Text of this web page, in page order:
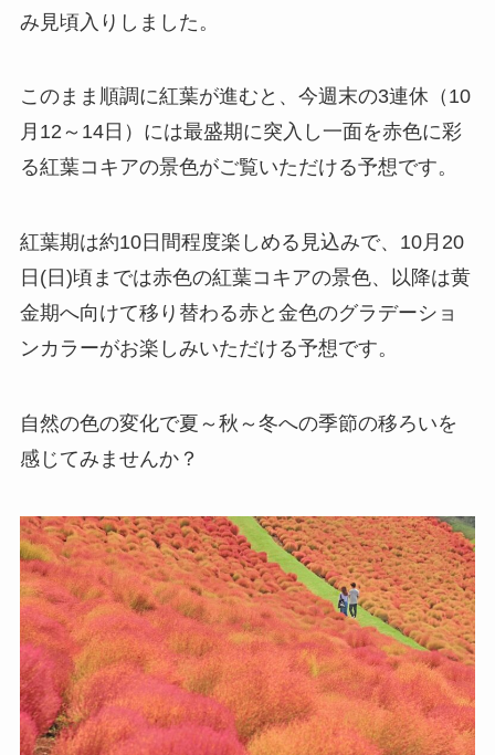
み見頃入りしました。
このまま順調に紅葉が進むと、今週末の3連休（10
月12～14日）には最盛期に突入し一面を赤色に彩
る紅葉コキアの景色がご覧いただける予想です。
紅葉期は約10日間程度楽しめる見込みで、10月20
日(日)頃までは赤色の紅葉コキアの景色、以降は黄
金期へ向けて移り替わる赤と金色のグラデーショ
ンカラーがお楽しみいただける予想です。
自然の色の変化で夏～秋～冬への季節の移ろいを
感じてみませんか？